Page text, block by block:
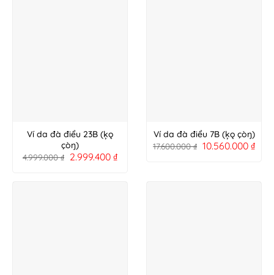
Ví da đà điểu 23B (ķǫ
çòŋ)
4.999.000₫ 2.999.400 ₫
Ví da đà điểu 7B (ķǫ çòŋ)
17.600.000₫ 10.560.000 ₫